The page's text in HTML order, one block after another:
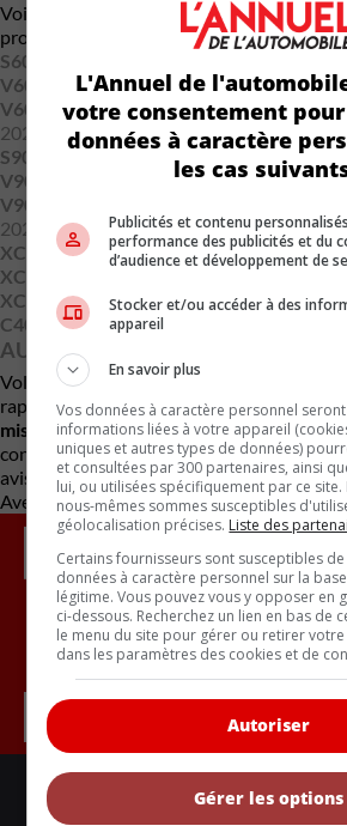
Voici les véhicules inclus dans le rappel,
production :
S60 (2023-2025)
V60 (2023-2025): du 12 mai 2022 au 28
V60 Cross Country (2023-2025): du 16
2025
S90 (2022-2025): du 8 juin 2021 au 25
V90 (2022)
: produite le 14 octobre 2021
V90 Cross Country (2022-2025)
2025
XC60 (2022-2025): du 20 mai 2021 au
XC90 (2023-2025)
: du 20 mai 2022 au 11
XC40 (2021-2025): du 8 septembre 2020
C40 (2022-2025): du 19 octobre 2021 au
AUCUN INCIDENT SIGNALÉ POUR
Volvo a précisé qu’aucun accident,
rapporté en lien avec ce défaut. Le
mise à jour logicielleofferte gratuitement
concessionnaires. Les propriétaires
avis de rappelà partir du 24 juin.
Avec des renseignements de Carscoops
Inscrivez vous à
LIENS UTILES
ACTUALITÉS
L'Annuel de
votre consentement
données à caractère
les cas
Publicités et contenu
performance des publicités et du
d’audience et développement de
Stocker et/ou accéder à des
appareil
En savoir plus
Vos données à caractère personnel
informations liées à votre appareil
uniques et autres types de données)
et consultées par 300 partenaires, ainsi
lui, ou utilisées spécifiquement par ce
nous-mêmes sommes susceptibles
géolocalisation précises. Liste des
Certains fournisseurs sont susceptibles
données à caractère personnel sur la
légitime. Vous pouvez vous y opposer en
ci-dessous. Recherchez un lien en bas de
le menu du site pour gérer ou retirer
dans les paramètres des cookies et de
Autoriser
Gérer les options